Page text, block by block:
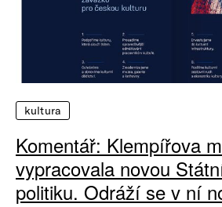
kultura
Komentář: Klempířova
vypracovala novou
politiku. Odráží se v ní